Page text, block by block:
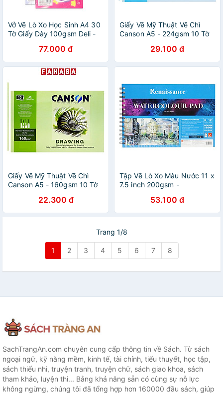
Vở Vẽ Lò Xo Học Sinh A4 30
Tờ Giấy Dày 100gsm Deli -
Tranh Tô Màu - 1 Quyển -
73387
77.000 đ
Giấy Vẽ Mỹ Thuật Vẽ Chì
Canson A5 - 224gsm 10 Tờ
29.100 đ
Giấy Vẽ Mỹ Thuật Vẽ Chì
Canson A5 - 160gsm 10 Tờ
22.300 đ
Tập Vẽ Lò Xo Màu Nước 11 x
7.5 inch 200gsm -
53.100 đ
Trang 1/8
1 2 3 4 5 6 7 8
SachTrangAn.com chuyên cung cấp thông tin về Sách. Từ sách
ngoại ngữ, kỹ năng mềm, kinh tế, tài chính, tiểu thuyết, học tập,
sách thiếu nhi, truyện tranh, truyện chữ, sách giao khoa, sách
tham khảo, luyện thi... Bằng khả năng sẵn có cùng sự nỗ lực
không ngừng, chúng tôi đã tổng hợp hơn 160000 đầu sách, giúp